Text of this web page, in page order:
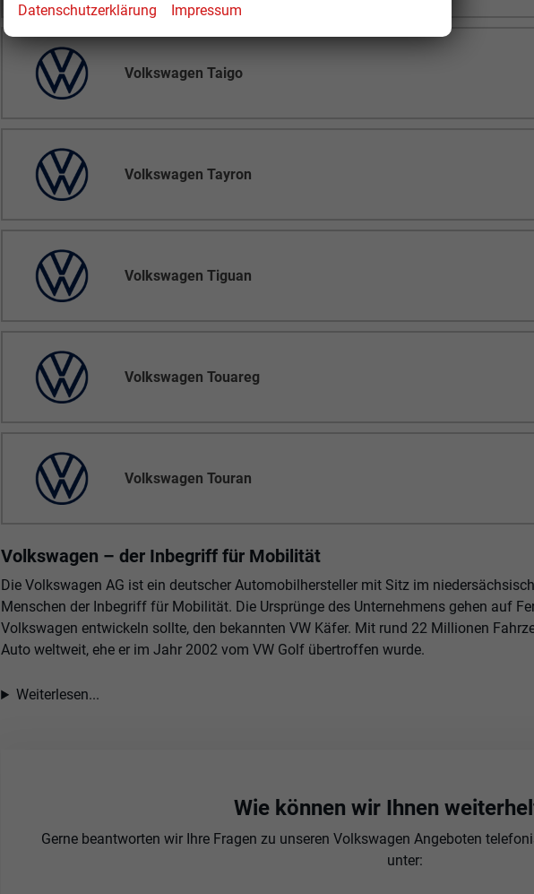
Volkswagen Taigo
Volkswagen Tayron
Volkswagen Tiguan
Volkswagen Touareg
Volkswagen Touran
Volkswagen – der Inbegriff für Mobilität
Die Volkswagen AG ist ein deutscher Automobilhersteller mit Sitz im
Menschen der Inbegriff für Mobilität. Die Ursprünge des Unternehmens gehen auf
Volkswagen entwickeln sollte, den bekannten VW Käfer. Mit rund 22 Millionen
Auto weltweit, ehe er im Jahr 2002 vom VW Golf übertroffen wurde.
Weiterlesen...
Wie können wir Ihnen
Gerne beantworten wir Ihre Fragen zu unseren Volkswagen Angeboten
unter:
Datenschutzerklärung Impressum